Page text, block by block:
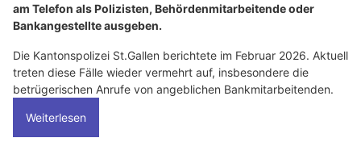
am Telefon als Polizisten, Behördenmitarbeitende oder
Bankangestellte ausgeben.
Die Kantonspolizei St.Gallen berichtete im Februar 2026. Aktuell
treten diese Fälle wieder vermehrt auf, insbesondere die
betrügerischen Anrufe von angeblichen Bankmitarbeitenden.
Weiterlesen